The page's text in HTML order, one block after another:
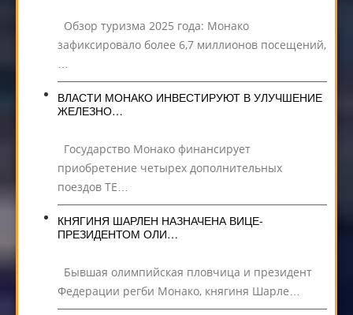
Обзор туризма 2025 года: Монако
зафиксировало более 6,7 миллионов посещений,
ВЛАСТИ МОНАКО ИНВЕСТИРУЮТ В УЛУЧШЕНИЕ
ЖЕЛЕЗНО…
Государство Монако финансирует
приобретение четырех дополнительных
поездов TE…
КНЯГИНЯ ШАРЛЕН НАЗНАЧЕНА ВИЦЕ-
ПРЕЗИДЕНТОМ ОЛИ…
Бывшая олимпийская пловчица и президент
Федерации регби Монако, княгиня Шарле…